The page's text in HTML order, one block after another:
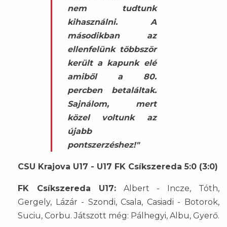
nem tudtunk
kihasználni. A
másodikban az
ellenfelünk többször
került a kapunk elé
amiből a 80.
percben betaláltak.
Sajnálom, mert
közel voltunk az
újabb
pontszerzéshez!"
CSU Krajova U17 - U17 FK Csíkszereda 5:0 (3:0)
FK Csíkszereda U17:Albert - Incze, Tóth,
Gergely, Lázár - Szondi, Csala, Casiadi - Botorok,
Suciu, Corbu. Játszott még: Pálhegyi, Albu, Gyerő.